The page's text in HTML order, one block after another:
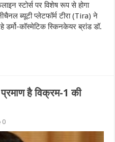
स्टोर्स पर विशेष रूप से होगा
ब्यूटी प्लेटफॉर्म टीरा (Tira) ने
डर्मो-कॉस्मेटिक स्किनकेयर ब्रांड डॉ.
प्रमाण है विक्रम-1 की
0